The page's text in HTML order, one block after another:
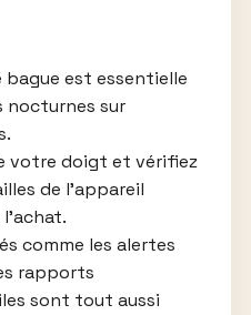
est essentielle
nocturnes sur
votre doigt et vérifiez
de l’appareil
comme les alertes
rapports
sont tout aussi